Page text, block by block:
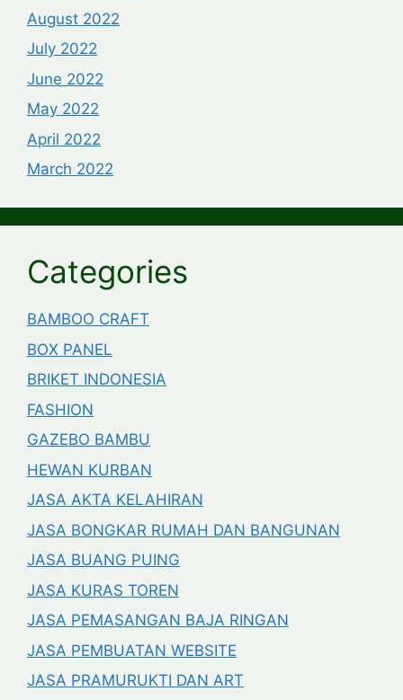
August 2022
July 2022
June 2022
May 2022
April 2022
March 2022
Categories
BAMBOO CRAFT
BOX PANEL
BRIKET INDONESIA
FASHION
GAZEBO BAMBU
HEWAN KURBAN
JASA AKTA KELAHIRAN
JASA BONGKAR RUMAH DAN BANGUNAN
JASA BUANG PUING
JASA KURAS TOREN
JASA PEMASANGAN BAJA RINGAN
JASA PEMBUATAN WEBSITE
JASA PRAMURUKTI DAN ART